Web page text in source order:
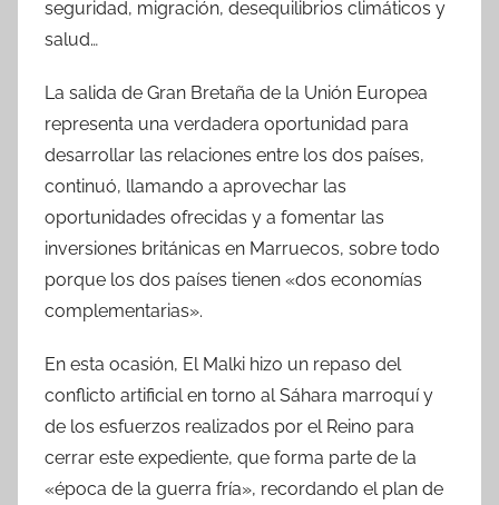
seguridad, migración, desequilibrios climáticos y
salud…
La salida de Gran Bretaña de la Unión Europea
representa una verdadera oportunidad para
desarrollar las relaciones entre los dos países,
continuó, llamando a aprovechar las
oportunidades ofrecidas y a fomentar las
inversiones británicas en Marruecos, sobre todo
porque los dos países tienen «dos economías
complementarias».
En esta ocasión, El Malki hizo un repaso del
conflicto artificial en torno al Sáhara marroquí y
de los esfuerzos realizados por el Reino para
cerrar este expediente, que forma parte de la
«época de la guerra fría», recordando el plan de